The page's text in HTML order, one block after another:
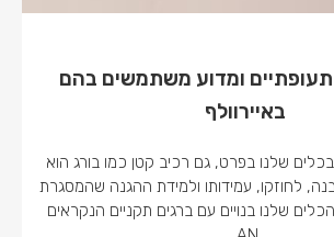
ומדוע משתמשים בהם
באיירוולף
שלנו בפרט, גם רכיב קטן כמו בורג הוא
לחוזקו, עמידותו ולמידת ההגנה שהמסגרת
שלנו בנויים עם ברגים תקניים הנקראים